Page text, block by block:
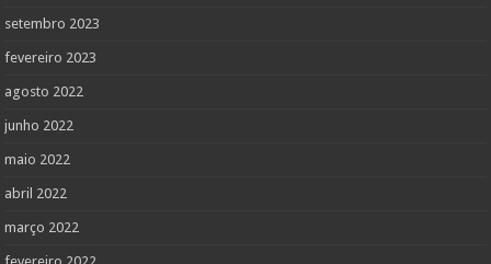
setembro 2023
fevereiro 2023
agosto 2022
junho 2022
maio 2022
abril 2022
março 2022